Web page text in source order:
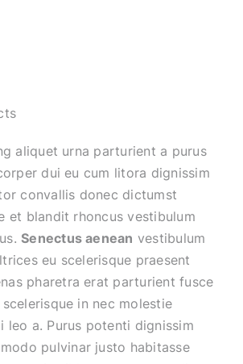
aliquet urna parturient a purus
dui eu cum litora dignissim
convallis donec dictumst
et blandit rhoncus vestibulum
Senectus aenean vestibulum
eu scelerisque praesent
pharetra erat parturient fusce
in nec molestie
leo a. Purus potenti dignissim
pulvinar justo habitasse